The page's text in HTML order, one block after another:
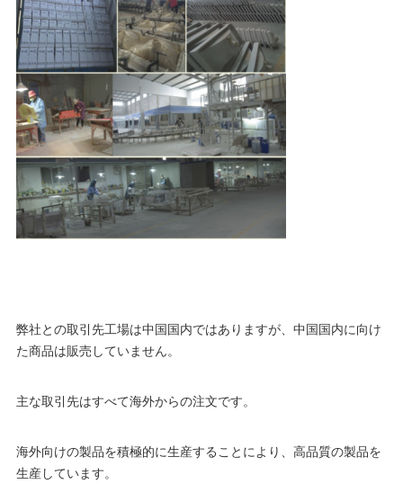
弊社との取引先工場は中国国内ではありますが、中国国内に向け
た商品は販売していません。
主な取引先はすべて海外からの注文です。
海外向けの製品を積極的に生産することにより、高品質の製品を
生産しています。